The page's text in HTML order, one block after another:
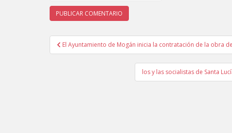
Navegación de entradas
El Ayuntamiento de Mogán inicia la contratación de la obra
los y las socialistas de Santa